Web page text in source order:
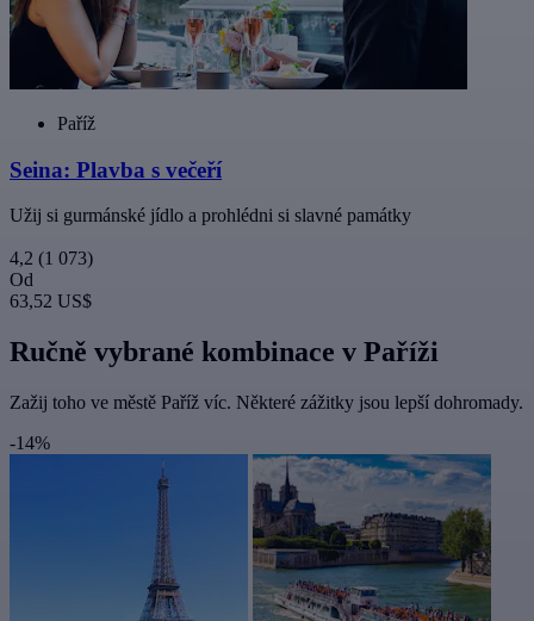
Paříž
Seina: Plavba s večeří
Užij si gurmánské jídlo a prohlédni si slavné památky
4,2 (1 073)
Od
63,52 US$
Ručně vybrané kombinace v Paříži
Zažij toho ve městě Paříž víc. Některé zážitky jsou lepší dohromady.
-14%